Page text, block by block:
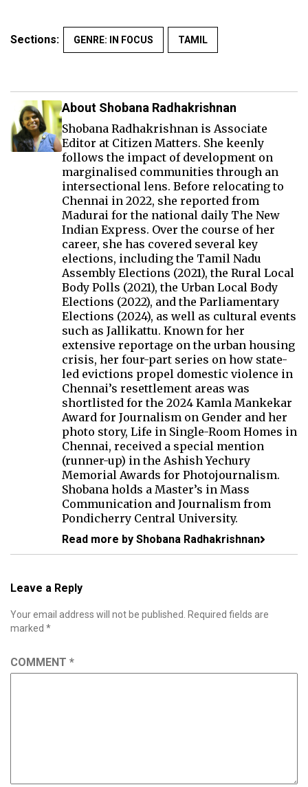
Sections: GENRE: IN FOCUS TAMIL
About Shobana Radhakrishnan
Shobana Radhakrishnan is Associate
Editor at Citizen Matters. She keenly
follows the impact of development on
marginalised communities through an
intersectional lens. Before relocating to
Chennai in 2022, she reported from
Madurai for the national daily The New
Indian Express. Over the course of her
career, she has covered several key
elections, including the Tamil Nadu
Assembly Elections (2021), the Rural Local
Body Polls (2021), the Urban Local Body
Elections (2022), and the Parliamentary
Elections (2024), as well as cultural events
such as Jallikattu. Known for her
extensive reportage on the urban housing
crisis, her four-part series on how state-
led evictions propel domestic violence in
Chennai’s resettlement areas was
shortlisted for the 2024 Kamla Mankekar
Award for Journalism on Gender and her
photo story, Life in Single-Room Homes in
Chennai, received a special mention
(runner-up) in the Ashish Yechury
Memorial Awards for Photojournalism.
Shobana holds a Master’s in Mass
Communication and Journalism from
Pondicherry Central University.
Read more by Shobana Radhakrishnan
Leave a Reply
Your email address will not be published.
Required fields are
marked *
COMMENT *